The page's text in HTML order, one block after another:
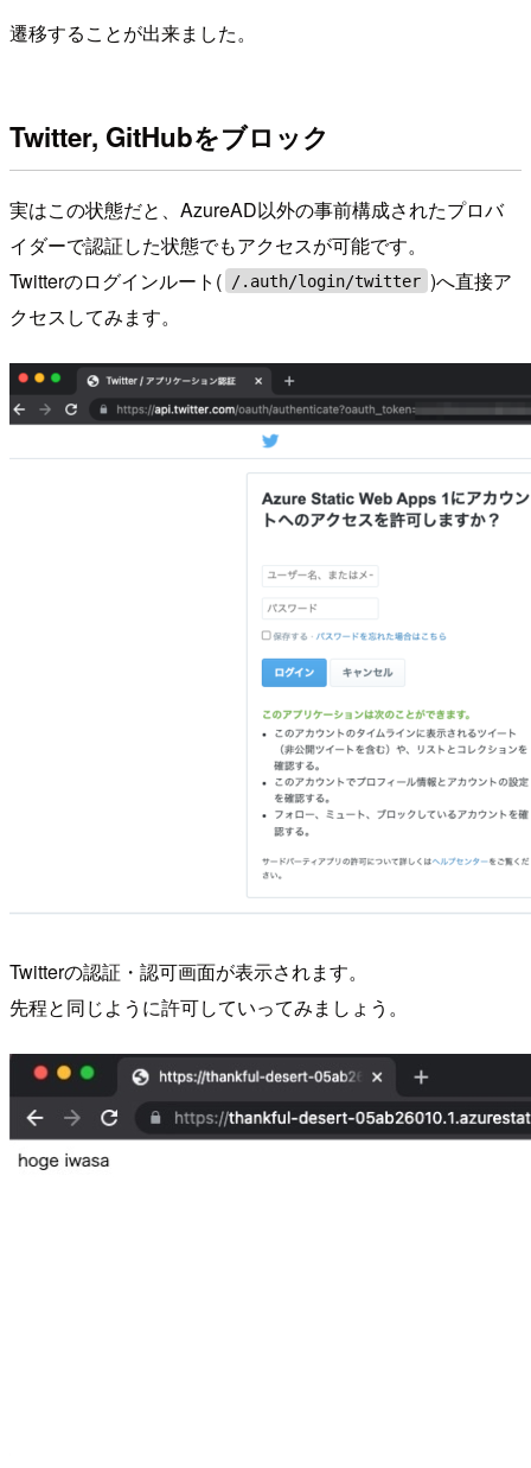
遷移することが出来ました。
Twitter, GitHubをブロック
実はこの状態だと、AzureAD以外の事前構成されたプロバ
イダーで認証した状態でもアクセスが可能です。
Twitterのログインルート(
/.auth/login/twitter )へ直接ア
クセスしてみます。
Twitterの認証・認可画面が表示されます。
先程と同じように許可していってみましょう。